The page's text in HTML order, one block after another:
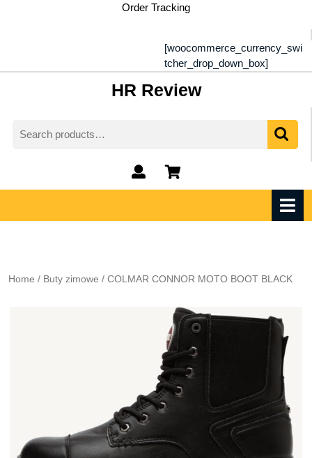
Order Tracking
[woocommerce_currency_swi
tcher_drop_down_box]
HR Review
for:
My
Account
shopping
cart
Home / Buty zimowe / COLMAR CONNOR MOTO BOOT BLACK